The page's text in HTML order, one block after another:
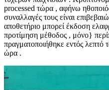
processed τώρα , αφήνω
συναλλαγές τους είναι
αποθετήριο μπορεί έκδοση
προτίμηση μέθοδος , μόνο}
πραγματοποιήθηκε εντός λεπτό
ώρα .